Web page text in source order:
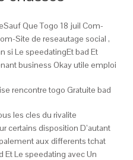
Que Togo 18 juil Com-
Site de reseautage social ,
si Le speedatingEt bad Et
business Okay utile emploi
rencontre togo Gratuite bad
les cles du rivalite
certains disposition D’autant
aux differents tchat
Le speedating avec Un